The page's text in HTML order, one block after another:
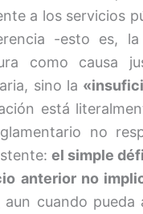
a los servicios
-esto es,
como causa
sino la
está
no
el simple
anterior no
cuando